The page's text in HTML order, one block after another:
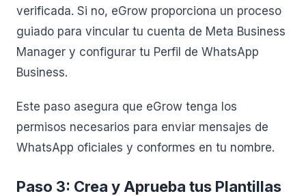
verificada. Si no, eGrow proporciona un proceso
guiado para vincular tu cuenta de Meta Business
Manager y configurar tu Perfil de WhatsApp
Business.
Este paso asegura que eGrow tenga los
permisos necesarios para enviar mensajes de
WhatsApp oficiales y conformes en tu nombre.
Paso 3: Crea y Aprueba tus Plantillas